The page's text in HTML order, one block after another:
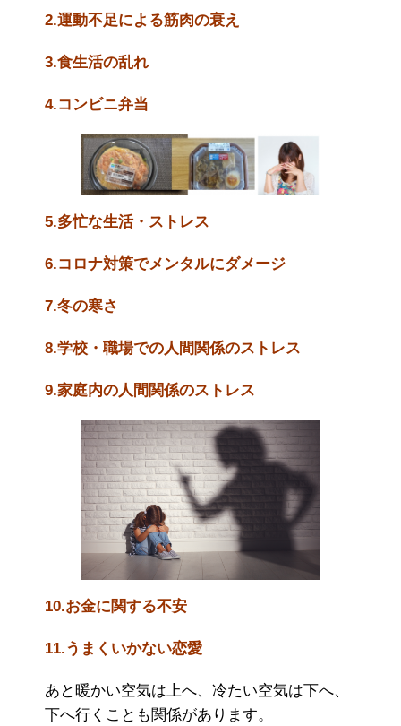
2.運動不足による筋肉の衰え
3.食生活の乱れ
4.コンビニ弁当
5.多忙な生活・ストレス
6.コロナ対策でメンタルにダメージ
7.冬の寒さ
8.学校・職場での人間関係のストレス
9.家庭内の人間関係のストレス
10.お金に関する不安
11.うまくいかない恋愛
あと暖かい空気は上へ、冷たい空気は下へ、
下へ行くことも関係があります。